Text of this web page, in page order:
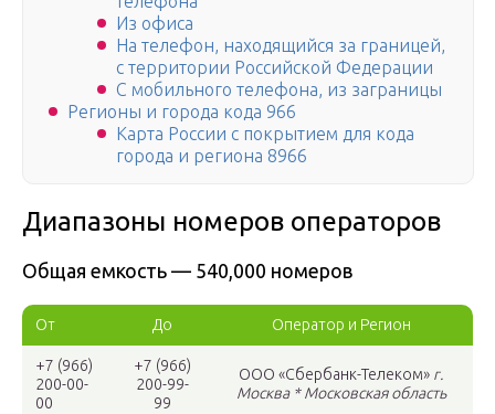
Из офиса
На телефон, находящийся за границей,
с территории Российской Федерации
С мобильного телефона, из заграницы
Регионы и города кода 966
Карта России с покрытием для кода
города и региона 8966
Диапазоны номеров операторов
Общая емкость — 540,000 номеров
От До Оператор и Регион
+7 (966)
200-00-
00
+7 (966)
200-99-
99
ООО «Сбербанк-Телеком» г.
Москва * Московская область